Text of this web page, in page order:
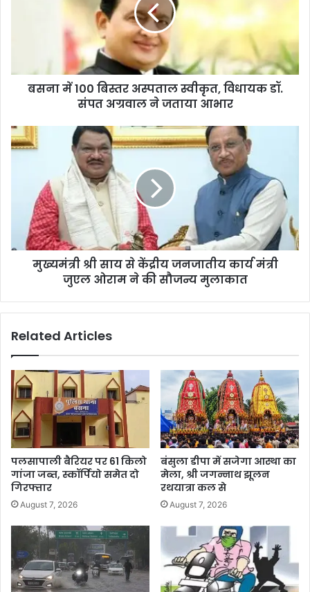
बसना में 100 बिस्तर अस्पताल स्वीकृत, विधायक डॉ.
संपत अग्रवाल ने जताया आभार
मुख्यमंत्री श्री साय से केंद्रीय जनजातीय कार्य मंत्री
जुएल ओराम ने की सौजन्य मुलाकात
Related Articles
पलसापाली बैरियर पर 61 किलो
गांजा जब्त, स्कॉर्पियो समेत दो
गिरफ्तार
August 7, 2026
बंसुला डीपा में सजेगा आस्था का
मेला, श्री जगन्नाथ झूलन
रथयात्रा कल से
August 7, 2026